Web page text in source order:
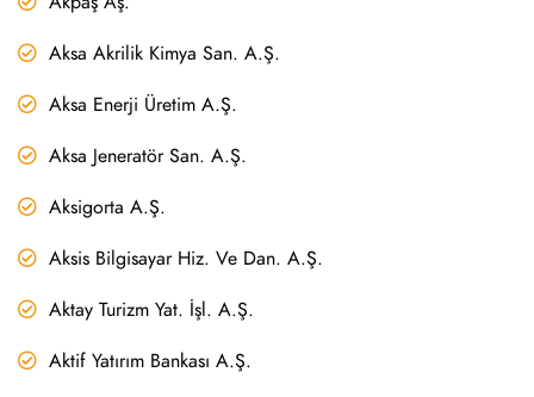
Aksa Akrilik Kimya San. A.Ş.
Aksa Enerji Üretim A.Ş.
Aksa Jeneratör San. A.Ş.
Aksigorta A.Ş.
Aksis Bilgisayar Hiz. Ve Dan. A.Ş.
Aktay Turizm Yat. İşl. A.Ş.
Aktif Yatırım Bankası A.Ş.